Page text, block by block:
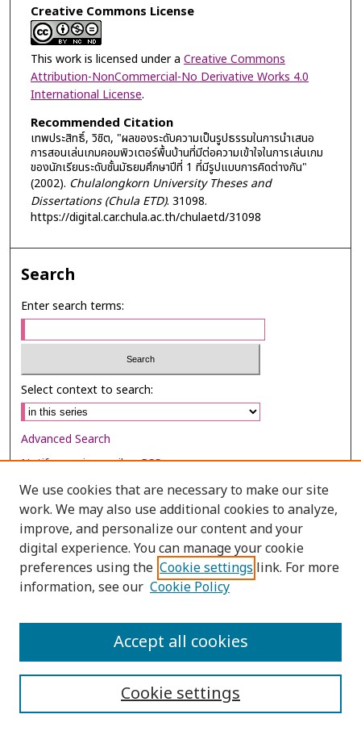
Creative Commons License
This work is licensed under a Creative Commons
Attribution-NonCommercial-No Derivative Works 4.0
International License.
Recommended Citation
เทพประสิทธิ์, วิชิต, "ผลของระดับความเป็นรูปธรรมในการนำเสนอ
การสอนเล่นเกมคอมพิวเตอร์พื้นบ้านที่มีต่อความเข้าใจในการเล่นเกม
ของนักเรียนระดับชั้นมัธยมศึกษาปีที่ 1 ที่มีรูปแบบการคิดต่างกัน"
(2002). Chulalongkorn University Theses and
Dissertations (Chula ETD). 31098.
https://digital.car.chula.ac.th/chulaetd/31098
Search
Enter search terms:
Select context to search:
Advanced Search
Notify me via email orRSS
Browse
Collections
Disciplines
Authors
We use cookies that are necessary to make our site
work. We may also use additional cookies to analyze,
improve, and personalize our content and your
digital experience. You can manage your cookie
preferences using the Cookie settings link. For more
information, see our Cookie Policy
Cookie settings
Accept all cookies